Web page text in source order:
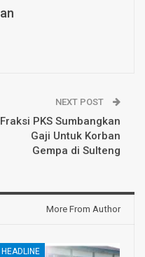
NEXT POST
Fraksi PKS Sumbangkan
Gaji Untuk Korban
Gempa di Sulteng
More From Author
HEADLINE